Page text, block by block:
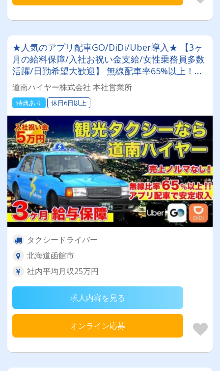
★人気のアプリ配車GO/DiDi/Uber導入★ 【3ヶ
月の給料保障/入社お祝い金支給/女性乗務員多数
活躍/日勤希望大歓迎】 無線配車率65%以上！乗
務員のライフスタイルを尊重！希望に合わせてシ
フト調整が可能★ 売上向上を目指していきま
す！
道南ハイヤー株式会社 本社営業所
特典あり 休日6日以上
タクシードライバー
北海道函館市
社内平均月収25万円
求人内容を見る
オンライン応募